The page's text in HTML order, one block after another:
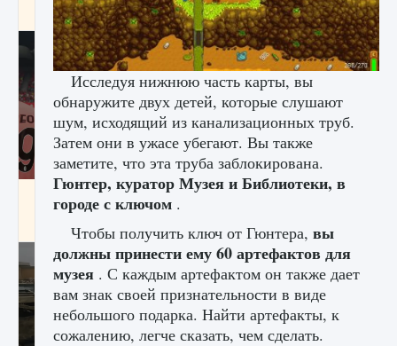
9 августа 2024 2 096 0 2
Входят ли «Милан» и «Интер» в EA FC 25
Исследуя нижнюю часть карты, вы
обнаружите двух детей, которые слушают
шум, исходящий из канализационных труб.
Затем они в ужасе убегают. Вы также
заметите, что эта труба заблокирована.
Гюнтер, куратор Музея и Библиотеки, в
городе с ключом .
Чтобы получить ключ от Гюнтера, вы
должны принести ему60 артефактов для
музея . С каждым артефактом он также дает
вам знак своей признательности в виде
небольшого подарка. Найти артефакты, к
сожалению, легче сказать, чем сделать.